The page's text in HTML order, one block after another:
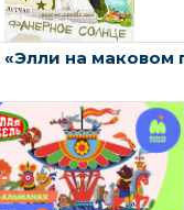
на маковом